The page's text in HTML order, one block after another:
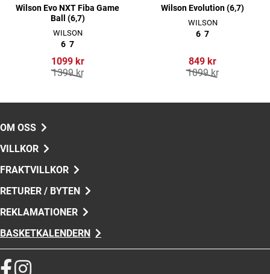
Wilson Evo NXT Fiba Game
Ball (6,7)
WILSON
6 7
1099 kr
1399 kr
Wilson Evolution (6,7)
WILSON
6 7
849 kr
1099 kr
OM OSS
VILLKOR
FRAKTVILLKOR
RETURER / BYTEN
REKLAMATIONER
BASKETKALENDERN